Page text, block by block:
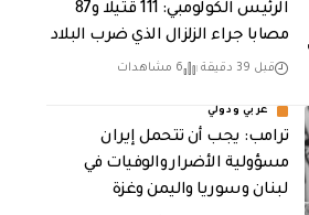
الرئيس الكولومبي: 111 قتيلا و87
مصابا جراء الزلزال الذي ضرب البلاد
قبل 39 دقيقة 6 مشاهدات
عربي ودولي
ترامب: يجب أن تتحمل إيران
مسؤولية الأضرار والوفيات في
لبنان وسوريا واليمن وغزة